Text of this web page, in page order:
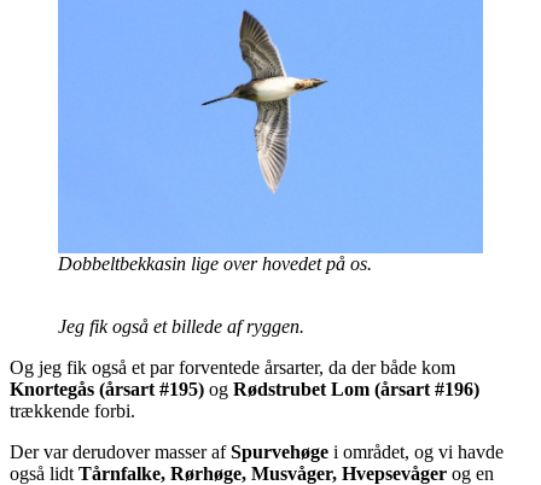
Dobbeltbekkasin lige over hovedet på os.
Jeg fik også et billede af ryggen.
Og jeg fik også et par forventede årsarter, da der både kom
Knortegås (årsart #195) og Rødstrubet Lom (årsart #196)
trækkende forbi.
Der var derudover masser afSpurvehøge i området, og vi havde
også lidt Tårnfalke, Rørhøge, Musvåger, Hvepsevåger og en